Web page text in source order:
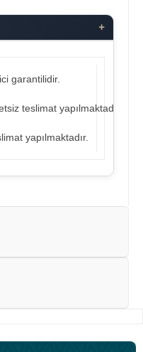
+
garantilidir.
teslimat yapılmaktadır.
yapılmaktadır.